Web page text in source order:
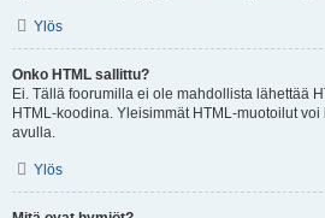
Ylös
Onko HTML sallittu?
Ei. Tällä foorumilla ei ole mahdollista lähettää
HTML-koodina. Yleisimmät HTML-muotoilut
avulla.
Ylös